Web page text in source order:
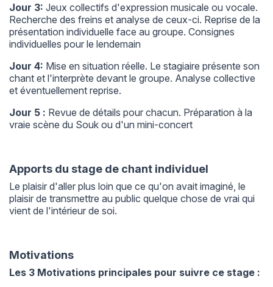
Jour 3: Jeux collectifs d'expression musicale ou vocale.
Recherche des freins et analyse de ceux-ci. Reprise de la
présentation individuelle face au groupe. Consignes
individuelles pour le lendemain
Jour 4: Mise en situation réelle. Le stagiaire présente son
chant et l'interprète devant le groupe. Analyse collective
et éventuellement reprise.
Jour 5 : Revue de détails pour chacun. Préparation à la
vraie scène du Souk ou d'un mini-concert
Apports du stage de chant individuel
Le plaisir d'aller plus loin que ce qu'on avait imaginé, le
plaisir de transmettre au public quelque chose de vrai qui
vient de l'intérieur de soi.
Motivations
Les 3 Motivations principales pour suivre ce stage :